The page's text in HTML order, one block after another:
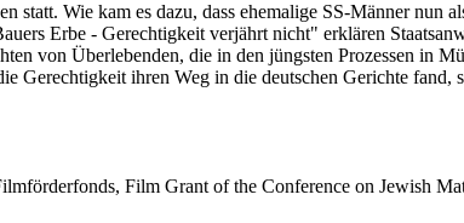
statt. Wie kam es dazu, dass ehemalige SS-Männer nun
Erbe - Gerechtigkeit verjährt nicht" erklären
von Überlebenden, die in den jüngsten Prozessen in
Gerechtigkeit ihren Weg in die deutschen Gerichte
Film Grant of the Conference on Jewish